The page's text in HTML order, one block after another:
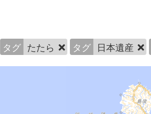
タグ たたら タグ 日本遺産